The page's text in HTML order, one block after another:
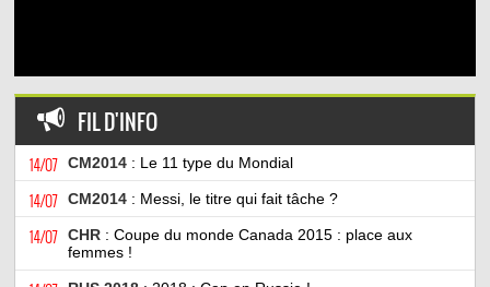
FIL D'INFO
14/07 CM2014 : Le 11 type du Mondial
14/07 CM2014 : Messi, le titre qui fait tâche ?
14/07 CHR : Coupe du monde Canada 2015 : place aux
femmes !